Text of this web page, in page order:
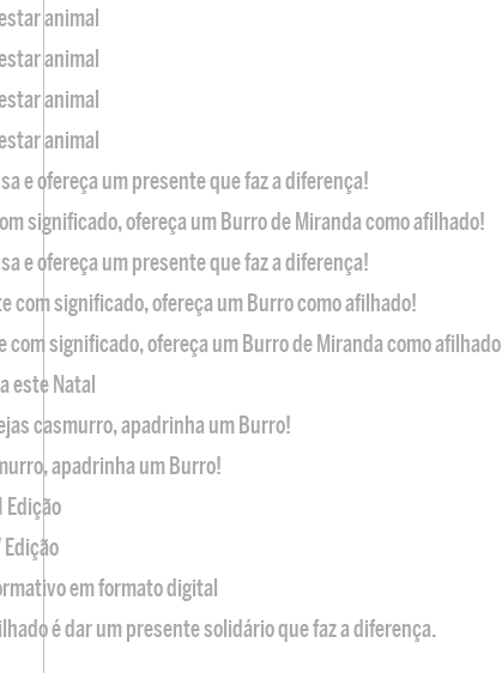
animal
animal
animal
animal
e ofereça um presente que faz a diferença!
significado, ofereça um Burro de Miranda como afilhado!
e ofereça um presente que faz a diferença!
com significado, ofereça um Burro como afilhado!
com significado, ofereça um Burro de Miranda como afilhado
este Natal
casmurro, apadrinha um Burro!
apadrinha um Burro!
Edição
Edição
em formato digital
é dar um presente solidário que faz a diferença.